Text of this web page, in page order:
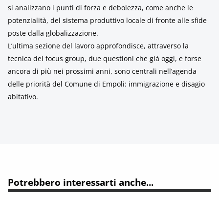
si analizzano i punti di forza e debolezza, come anche le
potenzialità, del sistema produttivo locale di fronte alle sfide
poste dalla globalizzazione.
L’ultima sezione del lavoro approfondisce, attraverso la
tecnica del focus group, due questioni che già oggi, e forse
ancora di più nei prossimi anni, sono centrali nell’agenda
delle priorità del Comune di Empoli: immigrazione e disagio
abitativo.
Potrebbero interessarti anche...